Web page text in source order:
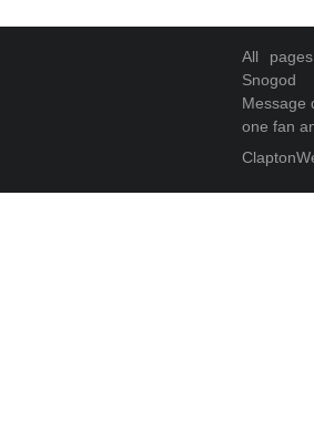
All
Snogod
Message
one fan